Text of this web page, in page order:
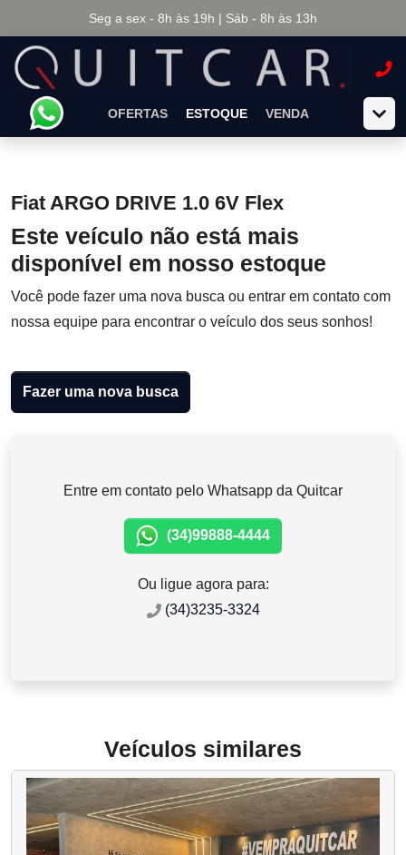
Seg a sex - 8h às 19h | Sáb - 8h às 13h
OFERTAS ESTOQUE VENDA
Fiat ARGO DRIVE 1.0 6V Flex
Este veículo não está mais
disponível em nosso estoque
Você pode fazer uma nova busca ou entrar em contato com
nossa equipe para encontrar o veículo dos seus sonhos!
Fazer uma nova busca
Entre em contato pelo Whatsapp da Quitcar
(34)99888-4444
Ou ligue agora para:
(34)3235-3324
Veículos similares